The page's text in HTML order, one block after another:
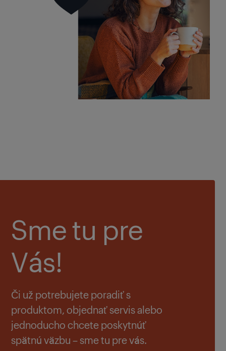
Sme tu pre
Vás!
Či už potrebujete poradiť s
produktom, objednať servis alebo
jednoducho chcete poskytnúť
spätnú väzbu – sme tu pre vás.